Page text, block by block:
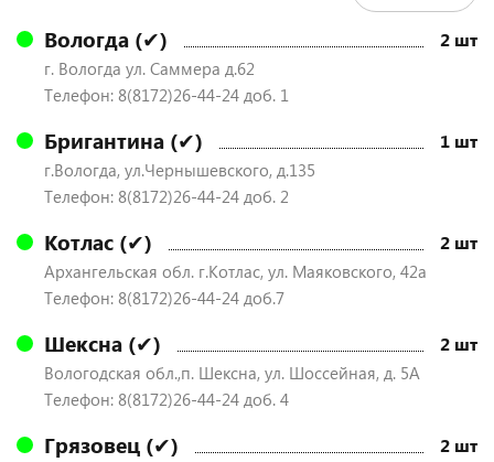
Вологда (✔) 2 шт
г. Вологда ул. Саммера д.62
Телефон: 8(8172)26-44-24 доб. 1
Бригантина (✔) 1 шт
г.Вологда, ул.Чернышевского, д.135
Телефон: 8(8172)26-44-24 доб. 2
Котлас (✔) 2 шт
Архангельская обл. г.Котлас, ул. Маяковского, 42а
Телефон: 8(8172)26-44-24 доб.7
Шексна (✔) 2 шт
Вологодская обл.,п. Шексна, ул. Шоссейная, д. 5А
Телефон: 8(8172)26-44-24 доб. 4
Грязовец (✔) 2 шт